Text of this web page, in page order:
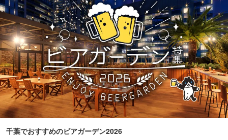
千葉でおすすめのビアガーデン2026